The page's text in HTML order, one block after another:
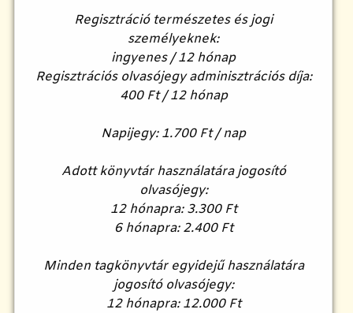
Regisztráció természetes és jogi
személyeknek:
ingyenes / 12 hónap
Regisztrációs olvasójegy adminisztrációs díja:
400 Ft / 12 hónap
Napijegy: 1.700 Ft / nap
Adott könyvtár használatára jogosító
olvasójegy:
12 hónapra: 3.300 Ft
6 hónapra: 2.400 Ft
Minden tagkönyvtár egyidejű használatára
jogosító olvasójegy:
12 hónapra: 12.000 Ft